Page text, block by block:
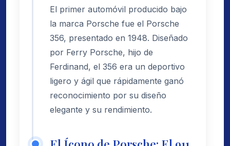
El primer automóvil producido bajo
la marca Porsche fue el Porsche
356, presentado en 1948. Diseñado
por Ferry Porsche, hijo de
Ferdinand, el 356 era un deportivo
ligero y ágil que rápidamente ganó
reconocimiento por su diseño
elegante y su rendimiento.